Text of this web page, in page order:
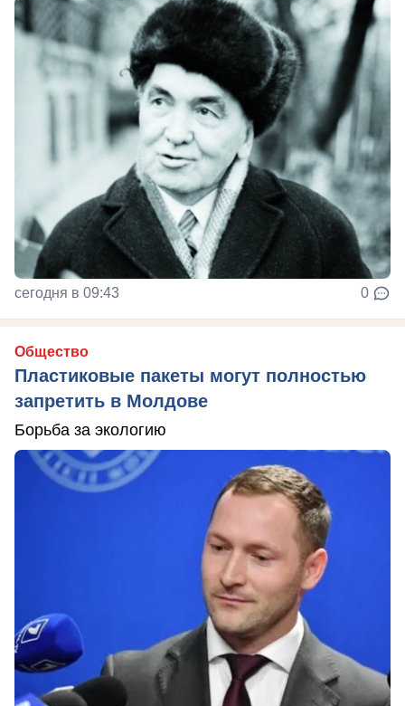
сегодня в 09:43 0
Общество
Пластиковые пакеты могут полностью
запретить в Молдове
Борьба за экологию